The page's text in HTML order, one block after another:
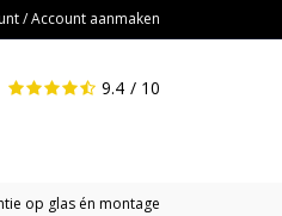
/ Account aanmaken
9.4 / 10
op glas én montage